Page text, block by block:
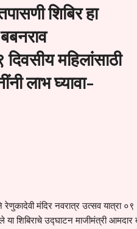
शिबिर हा
महिलांसाठी
लाभ घ्यावा-
रेणुकादेवी मंदिर नवरात्र उत्सव यात्रा ०९
शिबिराचे उद्घाटन माजीमंत्री आमदार